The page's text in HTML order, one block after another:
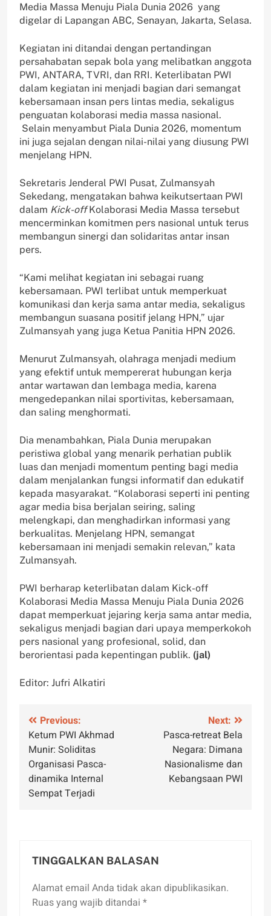
Media Massa Menuju Piala Dunia 2026 yang
digelar di Lapangan ABC, Senayan, Jakarta, Selasa.
Kegiatan ini ditandai dengan pertandingan
persahabatan sepak bola yang melibatkan anggota
PWI, ANTARA, TVRI, dan RRI. Keterlibatan PWI
dalam kegiatan ini menjadi bagian dari semangat
kebersamaan insan pers lintas media, sekaligus
penguatan kolaborasi media massa nasional.
Selain menyambut Piala Dunia 2026, momentum
ini juga sejalan dengan nilai-nilai yang diusung PWI
menjelang HPN.
Sekretaris Jenderal PWI Pusat, Zulmansyah
Sekedang, mengatakan bahwa keikutsertaan PWI
dalam Kick-offKolaborasi Media Massa tersebut
mencerminkan komitmen pers nasional untuk terus
membangun sinergi dan solidaritas antar insan
pers.
“Kami melihat kegiatan ini sebagai ruang
kebersamaan. PWI terlibat untuk memperkuat
komunikasi dan kerja sama antar media, sekaligus
membangun suasana positif jelang HPN,” ujar
Zulmansyah yang juga Ketua Panitia HPN 2026.
Menurut Zulmansyah, olahraga menjadi medium
yang efektif untuk mempererat hubungan kerja
antar wartawan dan lembaga media, karena
mengedepankan nilai sportivitas, kebersamaan,
dan saling menghormati.
Dia menambahkan, Piala Dunia merupakan
peristiwa global yang menarik perhatian publik
luas dan menjadi momentum penting bagi media
dalam menjalankan fungsi informatif dan edukatif
kepada masyarakat. “Kolaborasi seperti ini penting
agar media bisa berjalan seiring, saling
melengkapi, dan menghadirkan informasi yang
berkualitas. Menjelang HPN, semangat
kebersamaan ini menjadi semakin relevan,” kata
Zulmansyah.
PWI berharap keterlibatan dalam Kick-off
Kolaborasi Media Massa Menuju Piala Dunia 2026
dapat memperkuat jejaring kerja sama antar media,
sekaligus menjadi bagian dari upaya memperkokoh
pers nasional yang profesional, solid, dan
berorientasi pada kepentingan publik. (jal)
Editor: Jufri Alkatiri
Navigasi
pos
Previous:
Ketum PWI Akhmad
Munir: Soliditas
Organisasi Pasca-
dinamika Internal
Sempat Terjadi
Next:
Pasca-retreat Bela
Negara: Dimana
Nasionalisme dan
Kebangsaan PWI
TINGGALKAN BALASAN
Alamat email Anda tidak akan dipublikasikan.
Ruas yang wajib ditandai *